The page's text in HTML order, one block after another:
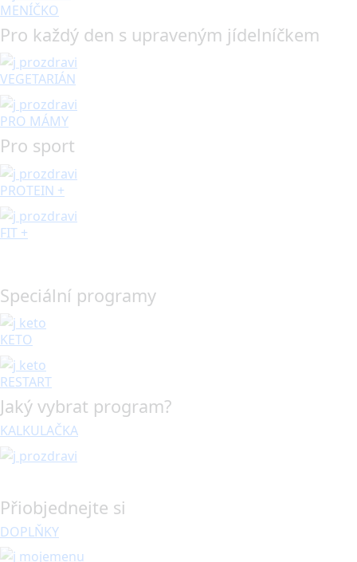
MENÍČKO
Pro každý den s upraveným jídelníčkem
VEGETARIÁN
PRO MÁMY
Pro sport
PROTEIN +
FIT +
Speciální programy
KETO
RESTART
Jaký vybrat program?
KALKULAČKA
Přiobjednejte si
DOPLŇKY